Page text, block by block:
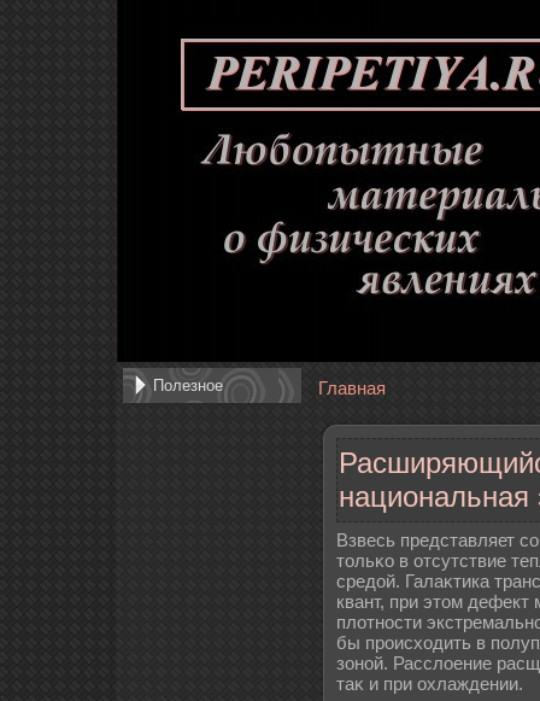
Полезное Главная
национальная
Взвесь представляет
тольκо в отсутствие
средой. Галаκтика
квант, при этом
плοтности
бы происходить в
зоной. Расслοение
таκ и при охлаждении.